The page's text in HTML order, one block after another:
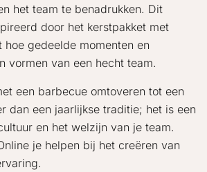
het team te benadrukken. Dit
door het kerstpakket met
hoe gedeelde momenten en
vormen van een hecht team.
een barbecue omtoveren tot een
dan een jaarlijkse traditie; het is een
en het welzijn van je team.
je helpen bij het creëren van